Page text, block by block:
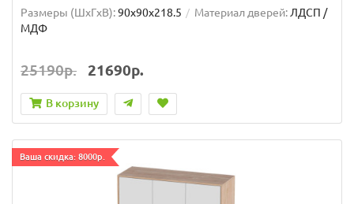
Размеры (ШxГxВ):90x90x218.5 Материал дверей: ЛДСП /
МДФ
25190р. 21690р.
В корзину
Ваша скидка: 8000р.